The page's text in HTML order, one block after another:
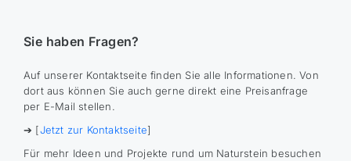
Sie haben Fragen?
Auf unserer Kontaktseite finden Sie alle Informationen. Von
dort aus können Sie auch gerne direkt eine Preisanfrage
per E-Mail stellen.
➔ [Jetzt zur Kontaktseite]
Für mehr Ideen und Projekte rund um Naturstein besuchen